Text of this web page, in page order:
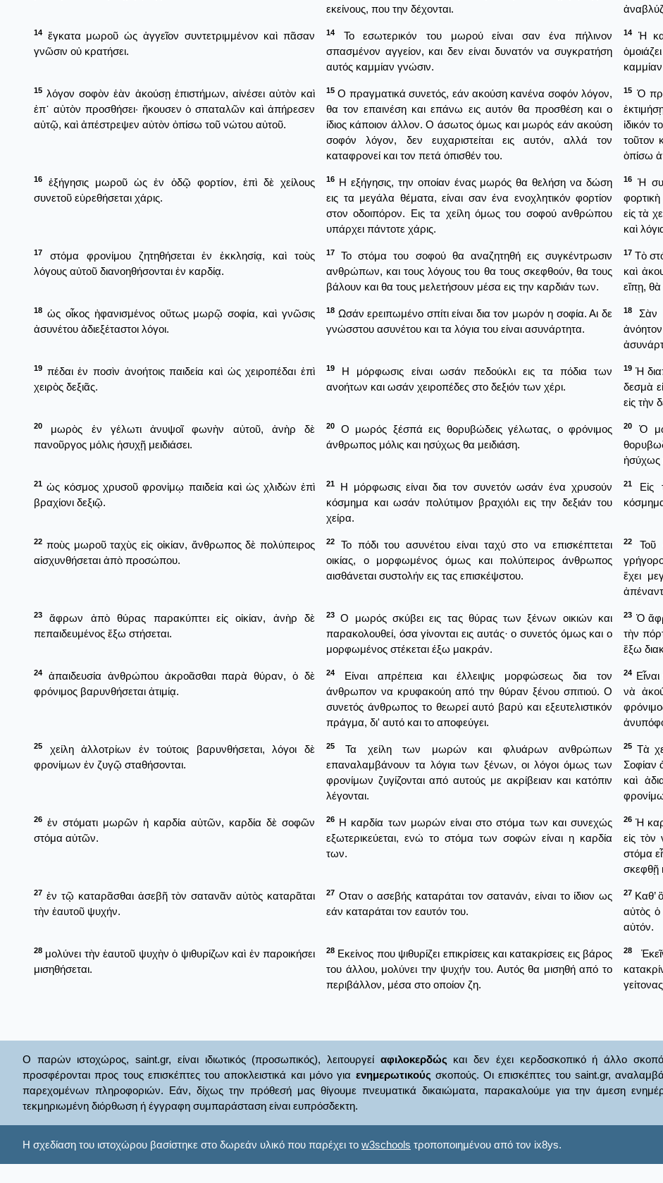
εκείνους, που την δέχονται.
14
ἔγκατα μωροῦ ὡς ἀγγεῖον συντετριμμένον καὶ πᾶσαν
γνῶσιν οὐ κρατήσει.
14
Το εσωτερικόν του μωρού είναι σαν ένα πήλινον
σπασμένον αγγείον, και δεν είναι δυνατόν να συγκρατήση
αυτός καμμίαν γνώσιν.
14
Ἡ
15 λόγον σοφὸν ἐὰν ἀκούσῃ ἐπιστήμων, αἰνέσει αὐτὸν καὶ
ἐπ᾿ αὐτὸν προσθήσει· ἤκουσεν ὁ σπαταλῶν καὶ ἀπήρεσεν
αὐτῷ, καὶ ἀπέστρεψεν αὐτὸν ὀπίσω τοῦ νώτου αὐτοῦ.
15 Ο πραγματικά συνετός, εάν ακούση κανένα σοφόν λόγον,
θα τον επαινέση και επάνω εις αυτόν θα προσθέση και ο
ίδιος κάποιον άλλον. Ο άσωτος όμως και μωρός εάν ακούση
σοφόν λόγον, δεν ευχαριστείται εις αυτόν, αλλά τον
καταφρονεί και τον πετά όπισθέν του.
15 Ὁ
ἰδικόν
τοῦτον
ὀπίσω
16
ἐξήγησις μωροῦ ὡς ἐν ὁδῷ φορτίον, ἐπὶ δὲ χείλους
συνετοῦ εὑρεθήσεται χάρις.
16 Η εξήγησις, την οποίαν ένας μωρός θα θελήση να δώση
εις τα μεγάλα θέματα, είναι σαν ένα ενοχλητικόν φορτίον
στον οδοιπόρον. Εις τα χείλη όμως του σοφού ανθρώπου
υπάρχει πάντοτε χάρις.
16
Ἡ
εἰς τὰ
καὶ
17
στόμα φρονίμου ζητηθήσεται ἐν ἐκκλησίᾳ, καὶ τοὺς
λόγους αὐτοῦ διανοηθήσονται ἐν καρδίᾳ.
17
Το στόμα του σοφού θα αναζητηθή εις συγκέντρωσιν
ανθρώπων, και τους λόγους του θα τους σκεφθούν, θα τους
βάλουν και θα τους μελετήσουν μέσα εις την καρδιάν των.
17 Τὸ
καὶ
εἴπῃ,
18 ὡς οἶκος ἠφανισμένος οὕτως μωρῷ σοφία, καὶ γνῶσις
ἀσυνέτου ἀδιεξέταστοι λόγοι.
18 Ωσάν ερειπωμένο σπίτι είναι δια τον μωρόν η σοφία. Αι δε
γνώσστου ασυνέτου και τα λόγια του είναι ασυνάρτητα.
18
Σὰν
19 πέδαι ἐν ποσὶν ἀνοήτοις παιδεία καὶ ὡς χειροπέδαι ἐπὶ
χειρὸς δεξιᾶς.
19
Η μόρφωσις είναι ωσάν πεδούκλι εις τα πόδια των
ανοήτων και ωσάν χειροπέδες στο δεξιόν των χέρι.
19 Ἡ
δεσμὰ
εἰς τὴν
20
μωρὸς ἐν γέλωτι ἀνυψοῖ φωνὴν αὐτοῦ, ἀνὴρ δὲ
πανοῦργος μόλις ἡσυχῇ μειδιάσει.
20
Ο μωρός ξέσπά εις θορυβώδεις γέλωτας, ο φρόνιμος
άνθρωπος μόλις και ησύχως θα μειδιάση.
20
Ὁ
ἡσύχως
21 ὡς κόσμος χρυσοῦ φρονίμῳ παιδεία καὶ ὡς χλιδὼν ἐπὶ
βραχίονι δεξιῷ.
21
Η μόρφωσις είναι δια τον συνετόν ωσάν ένα χρυσούν
κόσμημα και ωσάν πολύτιμον βραχιόλι εις την δεξιάν του
χείρα.
21
Εἰς
22 ποὺς μωροῦ ταχὺς εἰς οἰκίαν, ἄνθρωπος δὲ πολύπειρος
αἰσχυνθήσεται ἀπὸ προσώπου.
22
Το πόδι του ασυνέτου είναι ταχύ στο να επισκέπτεται
οικίας, ο μορφωμένος όμως και πολύπειρος άνθρωπος
αισθάνεται συστολήν εις τας επισκέψστου.
22
Τοῦ
ἔχει
23
ἄφρων ἀπὸ θύρας παρακύπτει εἰς οἰκίαν, ἀνὴρ δὲ
πεπαιδευμένος ἔξω στήσεται.
23
Ο μωρός σκύβει εις τας θύρας των ξένων οικιών και
παρακολουθεί, όσα γίνονται εις αυτάς· ο συνετός όμως και ο
μορφωμένος στέκεται έξω μακράν.
23 Ὁ
τὴν
ἔξω
24
ἀπαιδευσία ἀνθρώπου ἀκροᾶσθαι παρὰ θύραν, ὁ δὲ
φρόνιμος βαρυνθήσεται ἀτιμίᾳ.
24
Είναι απρέπεια και έλλειψις μορφώσεως δια τον
άνθρωπον να κρυφακούη από την θύραν ξένου σπιτιού. Ο
συνετός άνθρωπος το θεωρεί αυτό βαρύ και εξευτελιστικόν
πράγμα, δι' αυτό και το αποφεύγει.
24
νὰ
25
χείλη ἀλλοτρίων ἐν τούτοις βαρυνθήσεται, λόγοι δὲ
φρονίμων ἐν ζυγῷ σταθήσονται.
25
Τα χείλη των μωρών και φλυάρων ανθρώπων
επαναλαμβάνουν τα λόγια των ξένων, οι λόγοι όμως των
φρονίμων ζυγίζονται από αυτούς με ακρίβειαν και κατόπιν
λέγονται.
25 Τὰ
Σοφίαν
καὶ
26 ἐν στόματι μωρῶν ἡ καρδία αὐτῶν, καρδία δὲ σοφῶν
στόμα αὐτῶν.
26 Η καρδία των μωρών είναι στο στόμα των και συνεχώς
εξωτερικεύεται, ενώ το στόμα των σοφών είναι η καρδία
των.
26 Ἡ
εἰς
στόμα
σκεφθῇ
27 ἐν τῷ καταρᾶσθαι ἀσεβῆ τὸν σατανᾶν αὐτὸς καταρᾶται
τὴν ἑαυτοῦ ψυχήν.
27 Οταν ο ασεβής καταράται τον σατανάν, είναι το ίδιον ως
εάν καταράται τον εαυτόν του.
27 Καθ’
αὐτὸς ὁ
αὐτόν.
28 μολύνει τὴν ἑαυτοῦ ψυχὴν ὁ ψιθυρίζων καὶ ἐν παροικήσει
μισηθήσεται.
28 Εκείνος που ψιθυρίζει επικρίσεις και κατακρίσεις εις βάρος
του άλλου, μολύνει την ψυχήν του. Αυτός θα μισηθή από το
περιβάλλον, μέσα στο οποίον ζη.
28
Ο παρών ιστοχώρος, saint.gr, είναι ιδιωτικός (προσωπικός), λειτουργεί αφιλοκερδώς και δεν έχει κερδοσκοπικό ή άλλο
προσφέρονται προς τους επισκέπτες του αποκλειστικά και μόνο για ενημερωτικούς σκοπούς. Οι επισκέπτες του saint.gr,
παρεχομένων πληροφοριών. Εάν, δίχως την πρόθεσή μας θίγουμε πνευματικά δικαιώματα, παρακαλούμε για την άμεση
τεκμηριωμένη διόρθωση ή έγγραφη συμπαράσταση είναι ευπρόσδεκτη.
Η σχεδίαση του ιστοχώρου βασίστηκε στο δωρεάν υλικό που παρέχει το w3schools τροποποιημένου από τον ix8ys.